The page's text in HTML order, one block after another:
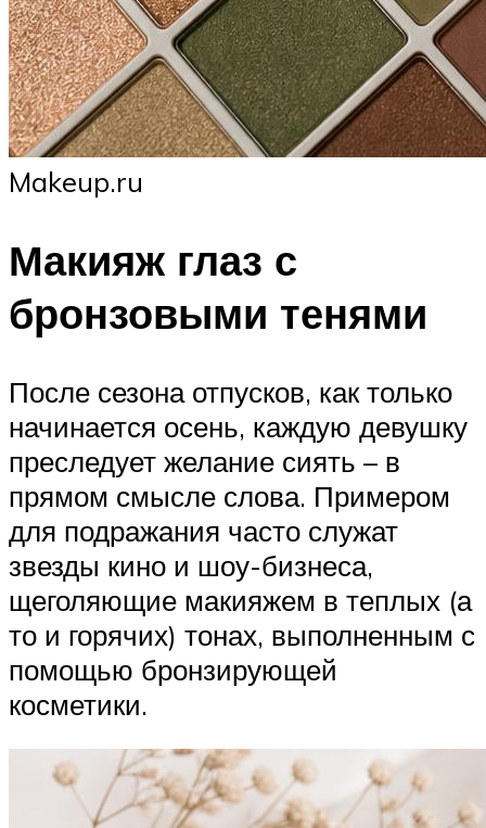
Makeup.ru
Макияж глаз с
бронзовыми тенями
После сезона отпусков, как только
начинается осень, каждую девушку
преследует желание сиять – в
прямом смысле слова. Примером
для подражания часто служат
звезды кино и шоу-бизнеса,
щеголяющие макияжем в теплых (а
то и горячих) тонах, выполненным с
помощью бронзирующей
косметики.